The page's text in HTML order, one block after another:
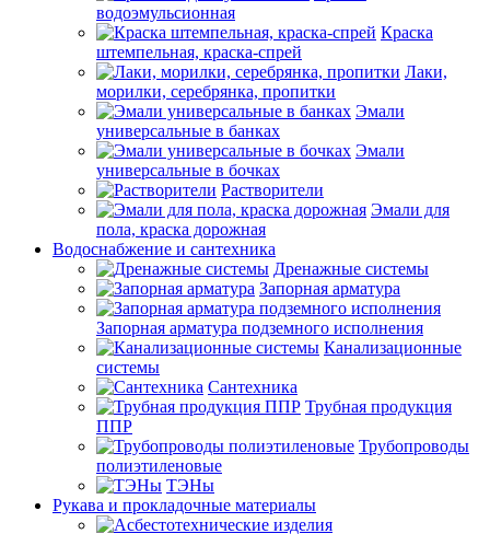
водоэмульсионная
Краска
штемпельная, краска-спрей
Лаки,
морилки, серебрянка, пропитки
Эмали
универсальные в банках
Эмали
универсальные в бочках
Растворители
Эмали для
пола, краска дорожная
Водоснабжение и сантехника
Дренажные системы
Запорная арматура
Запорная арматура подземного исполнения
Канализационные
системы
Сантехника
Трубная продукция
ППР
Трубопроводы
полиэтиленовые
ТЭНы
Рукава и прокладочные материалы